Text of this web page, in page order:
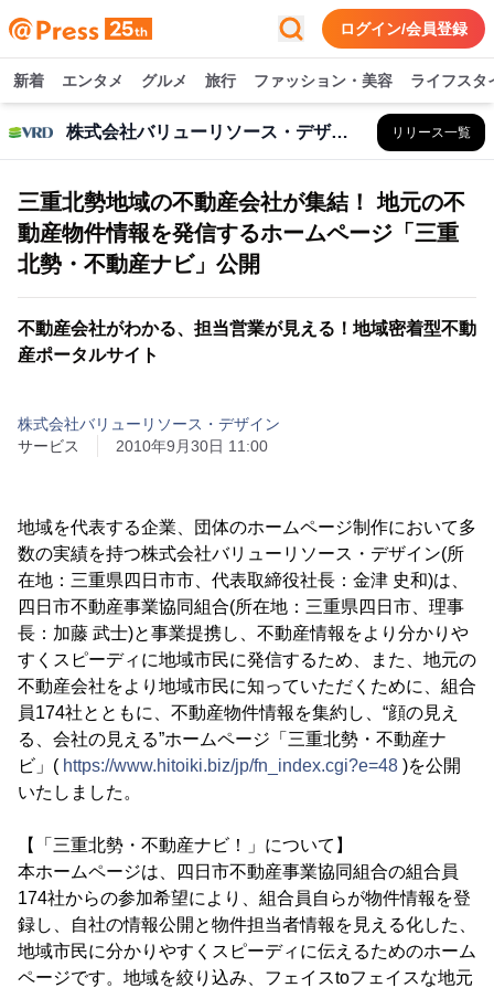
ログイン/会員登録
新着 エンタメ グルメ 旅行 ファッション・美容 ライフスタ
株式会社バリューリソース・デザイン リリース一覧
三重北勢地域の不動産会社が集結！ 地元の不
動産物件情報を発信するホームページ「三重
北勢・不動産ナビ」公開
不動産会社がわかる、担当営業が見える！地域密着型不動
産ポータルサイト
株式会社バリューリソース・デザイン
サービス
2010年9月30日 11:00
地域を代表する企業、団体のホームページ制作において多
数の実績を持つ株式会社バリューリソース・デザイン(所
在地：三重県四日市市、代表取締役社長：金津 史和)は、
四日市不動産事業協同組合(所在地：三重県四日市、理事
長：加藤 武士)と事業提携し、不動産情報をより分かりや
すくスピーディに地域市民に発信するため、また、地元の
不動産会社をより地域市民に知っていただくために、組合
員174社とともに、不動産物件情報を集約し、“顔の見え
る、会社の見える”ホームページ「三重北勢・不動産ナ
ビ」( https://www.hitoiki.biz/jp/fn_index.cgi?e=48 )を公開
いたしました。
【「三重北勢・不動産ナビ！」について】
本ホームページは、四日市不動産事業協同組合の組合員
174社からの参加希望により、組合員自らが物件情報を登
録し、自社の情報公開と物件担当者情報を見える化した、
地域市民に分かりやすくスピーディに伝えるためのホーム
ページです。地域を絞り込み、フェイスtoフェイスな地元